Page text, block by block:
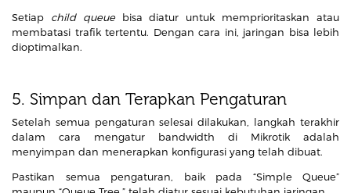
Setiap child queuebisa diatur untuk memprioritaskan atau
membatasi trafik tertentu. Dengan cara ini, jaringan bisa lebih
dioptimalkan.
5. Simpan dan Terapkan Pengaturan
Setelah semua pengaturan selesai dilakukan, langkah terakhir
dalam cara mengatur bandwidth di Mikrotik adalah
menyimpan dan menerapkan konfigurasi yang telah dibuat.
Pastikan semua pengaturan, baik pada “Simple Queue”